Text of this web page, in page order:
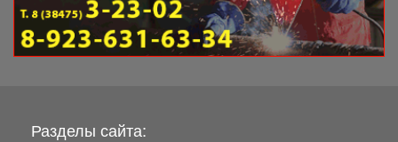
Разделы сайта: